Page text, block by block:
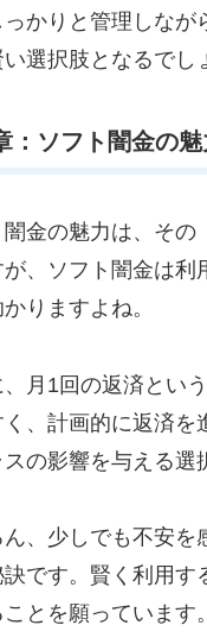
っかりと管理しな
い選択肢となるでし
：ソフト闇金の魅
闇金の魅力は、そ
が、ソフト闇金は利
りますよね。
、月1回の返済とい
く、計画的に返済
の影響を与える選
ん、少しでも不安
です。賢く利用す
とを願っています。